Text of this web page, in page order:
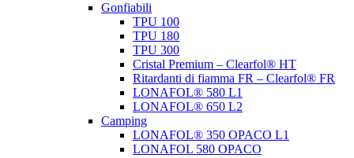
Gonfiabili
TPU 100
TPU 180
TPU 300
Cristal Premium – Clearfol® HT
Ritardanti di fiamma FR – Clearfol® FR
LONAFOL® 580 L1
LONAFOL® 650 L2
Camping
LONAFOL® 350 OPACO L1
LONAFOL 580 OPACO